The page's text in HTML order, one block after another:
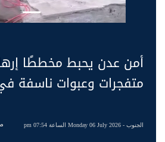
أمن عدن يحبط مخططًا
متفجرات وعبوات ناسفة
الجنوب- Monday 06 July 2026 الساعة 07:54 pm